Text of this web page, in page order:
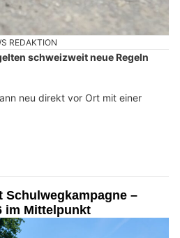
REDAKTION
schweizweit neue Regeln
neu direkt vor Ort mit einer
Schulwegkampagne –
im Mittelpunkt